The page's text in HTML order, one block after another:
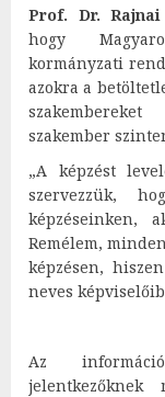
Prof. Dr.
hogy
kormányzati
azokra a
szakember
„A képzést
szervezzük,
képzéseinken,
Remélem,
képzésen,
neves
Az